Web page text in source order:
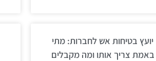
יועץ בטיחות אש לחברות: מתי
באמת צריך אותו ומה מקבלים